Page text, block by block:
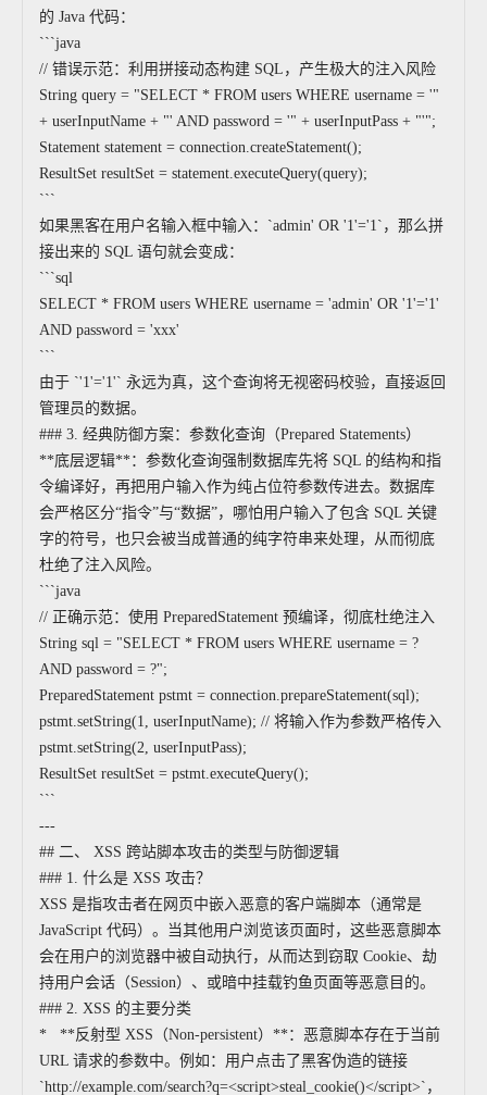
的 Java 代码：
```java
// 错误示范：利用拼接动态构建 SQL，产生极大的注入风险
String query = "SELECT * FROM users WHERE username = '"
+ userInputName + "' AND password = '" + userInputPass + "'";
Statement statement = connection.createStatement();
ResultSet resultSet = statement.executeQuery(query);
```
如果黑客在用户名输入框中输入：`admin' OR '1'='1`，那么拼
接出来的 SQL 语句就会变成：
```sql
SELECT * FROM users WHERE username = 'admin' OR '1'='1'
AND password = 'xxx'
```
由于 `'1'='1'` 永远为真，这个查询将无视密码校验，直接返回
管理员的数据。
### 3. 经典防御方案：参数化查询（Prepared Statements）
**底层逻辑**：参数化查询强制数据库先将 SQL 的结构和指
令编译好，再把用户输入作为纯占位符参数传进去。数据库
会严格区分“指令”与“数据”，哪怕用户输入了包含 SQL 关键
字的符号，也只会被当成普通的纯字符串来处理，从而彻底
杜绝了注入风险。
```java
// 正确示范：使用 PreparedStatement 预编译，彻底杜绝注入
String sql = "SELECT * FROM users WHERE username = ?
AND password = ?";
PreparedStatement pstmt = connection.prepareStatement(sql);
pstmt.setString(1, userInputName); // 将输入作为参数严格传入
pstmt.setString(2, userInputPass);
ResultSet resultSet = pstmt.executeQuery();
```
---
## 二、 XSS 跨站脚本攻击的类型与防御逻辑
### 1. 什么是 XSS 攻击？
XSS 是指攻击者在网页中嵌入恶意的客户端脚本（通常是
JavaScript 代码）。当其他用户浏览该页面时，这些恶意脚本
会在用户的浏览器中被自动执行，从而达到窃取 Cookie、劫
持用户会话（Session）、或暗中挂载钓鱼页面等恶意目的。
### 2. XSS 的主要分类
* **反射型 XSS（Non-persistent）**：恶意脚本存在于当前
URL 请求的参数中。例如：用户点击了黑客伪造的链接
`http://example.com/search?q=<script>steal_cookie()</script>`，